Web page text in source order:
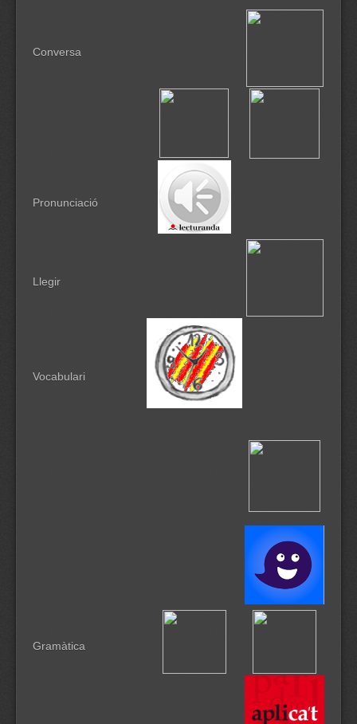
Conversa
Pronunciació
Llegir
Vocabulari
Gramàtica